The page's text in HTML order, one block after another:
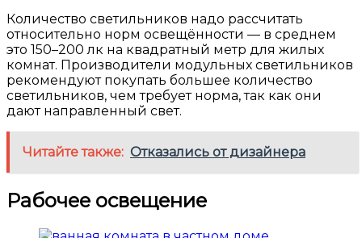
Количество светильников надо рассчитать
относительно норм освещённости — в среднем
это 150–200 лк на квадратный метр для жилых
комнат. Производители модульных светильников
рекомендуют покупать большее количество
светильников, чем требует норма, так как они
дают направленный свет.
Читайте также: Отказались от дизайнера
Рабочее освещение